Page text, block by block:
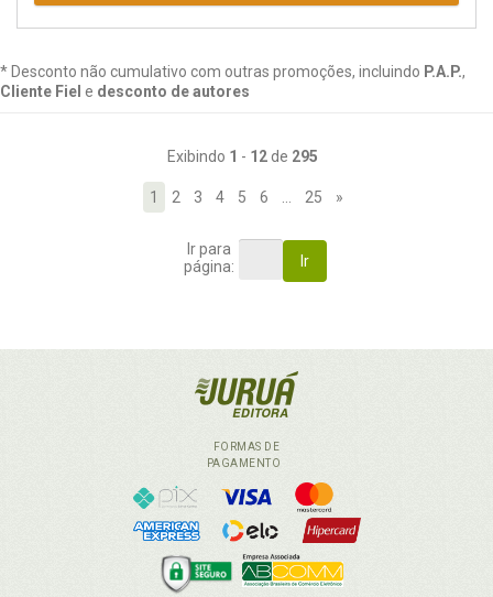
* Desconto não cumulativo com outras promoções, incluindo P.A.P.,
Cliente Fiel e desconto de autores
Exibindo 1 - 12de 295
1 2 3 4 5 6 25 »
Ir para
página:
Ir
FORMAS DE
PAGAMENTO